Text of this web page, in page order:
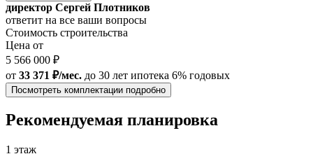
директор Сергей Плотников
ответит на все ваши вопросы
Стоимость строительства
Цена от
5 566 000 ₽
от 33 371 ₽/мес. до 30 лет ипотека 6% годовых
Посмотреть комплектации подробно
Рекомендуемая планировка
1 этаж